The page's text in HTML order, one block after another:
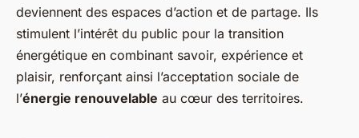
deviennent des espaces d’action et de partage. Ils
stimulent l’intérêt du public pour la transition
énergétique en combinant savoir, expérience et
plaisir, renforçant ainsi l’acceptation sociale de
l’énergie renouvelable au cœur des territoires.